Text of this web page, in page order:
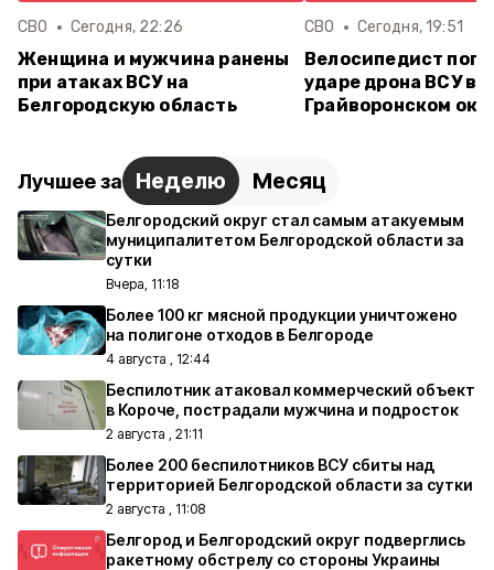
СВО Сегодня, 22:26
Женщина и мужчина ранены
при атаках ВСУ на
Белгородскую область
СВО Сегодня, 19:51
Велосипедист
ударе дрона ВСУ в
Грайворонском
Лучшее за Неделю Месяц
Белгородский округ стал самым атакуемым
муниципалитетом Белгородской области за
сутки
Вчера, 11:18
Более 100 кг мясной продукции уничтожено
на полигоне отходов в Белгороде
4 августа , 12:44
Беспилотник атаковал коммерческий объект
в Короче, пострадали мужчина и подросток
2 августа , 21:11
Более 200 беспилотников ВСУ сбиты над
территорией Белгородской области за сутки
2 августа , 11:08
Белгород и Белгородский округ подверглись
ракетному обстрелу со стороны Украины